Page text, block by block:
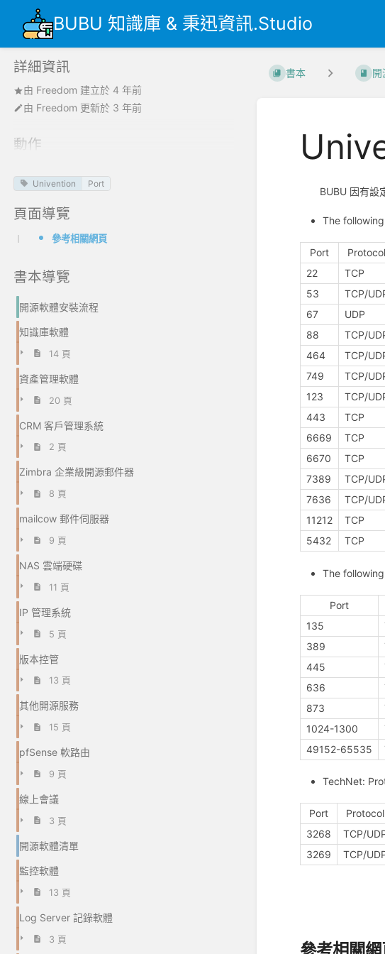
BUBU 知識庫 & 秉迅資訊.Studio
詳細資訊
由 Freedom 建立於 4 年前
由 Freedom 更新於 3 年前
動作
Univention Port
頁面導覽
參考相關網頁
書本導覽
開源軟體安裝流程
知識庫軟體
14 頁
資產管理軟體
20 頁
CRM 客戶管理系統
2 頁
Zimbra 企業級開源郵件器
8 頁
mailcow 郵件伺服器
9 頁
NAS 雲端硬碟
11 頁
IP 管理系統
5 頁
版本控管
13 頁
其他開源服務
15 頁
pfSense 軟路由
9 頁
線上會議
3 頁
開源軟體清單
監控軟體
13 頁
Log Server 記錄軟體
3 頁
書本 開
BUBU 因有設定
The
Port Protocol
22
TCP
53
TCP/
67
UDP
88
TCP/
464
TCP/
749
TCP/
123
TCP/
443
TCP
6669
TCP
6670
TCP
7389
TCP/
7636
TCP/
11212
TCP
5432
TCP
The
Port
135
389
445
636
873
1024-1300
49152-65535
TechNet:
Port Protocol
3268
TCP/
3269
TCP/